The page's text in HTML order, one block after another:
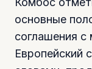
основные
соглашения с
Европейский